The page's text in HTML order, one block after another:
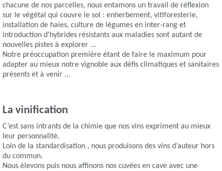
chacune de nos parcelles, nous entamons un travail de réflexion
sur le végétal qui couvre le sol : enherbement, vitiforesterie,
installation de haies, culture de légumes en inter-rang et
introduction d'hybrides résistants aux maladies sont autant de
nouvelles pistes à explorer ...
Notre préoccupation première étant de faire le maximum pour
adapter au mieux notre vignoble aux défis climatiques et sanitaires
présents et à venir ...
La vinification
C’est sans intrants de la chimie que nos vins expriment au mieux
leur personnalité.
Loin de la standardisation , nous produisons des vins d’auteur hors
du commun.
Nous élevons puis nous affinons nos cuvées en cave avec une